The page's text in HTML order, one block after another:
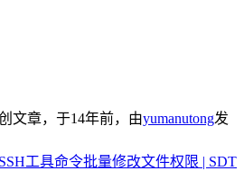
文章，于14年前，由yumanutong发
工具命令批量修改文件权限 | SDT